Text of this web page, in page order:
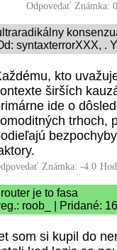
Odpovedať Známka:
syntaxterrorXXX, .
kto
širších
ide o
trhoch,
Známka: -4.0
je to fasa
roob_ | Pridané:
som si kupil do